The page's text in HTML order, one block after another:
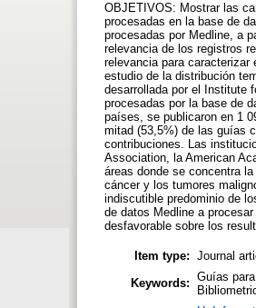
OBJETIVOS: Mostrar las
procesadas en la base de
procesadas por Medline, a
relevancia de los registros
relevancia para
estudio de la distribución
desarrollada por el Institute
procesadas por la base de
países, se publicaron en 1
mitad (53,5%) de las guías
contribuciones. Las
Association, la American
áreas donde se concentra
cáncer y los tumores
indiscutible predominio de
de datos Medline a
desfavorable sobre los
Item type: Journal
Keywords: Guías